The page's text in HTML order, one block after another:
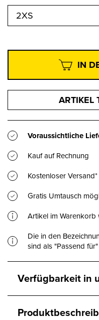
2XS
IN
ARTIKEL
Voraussichtliche
Kauf auf Rechnung
Kostenloser
Gratis Umtausch
Artikel im
Die in den
sind als "Passend
Verfügbarkeit in